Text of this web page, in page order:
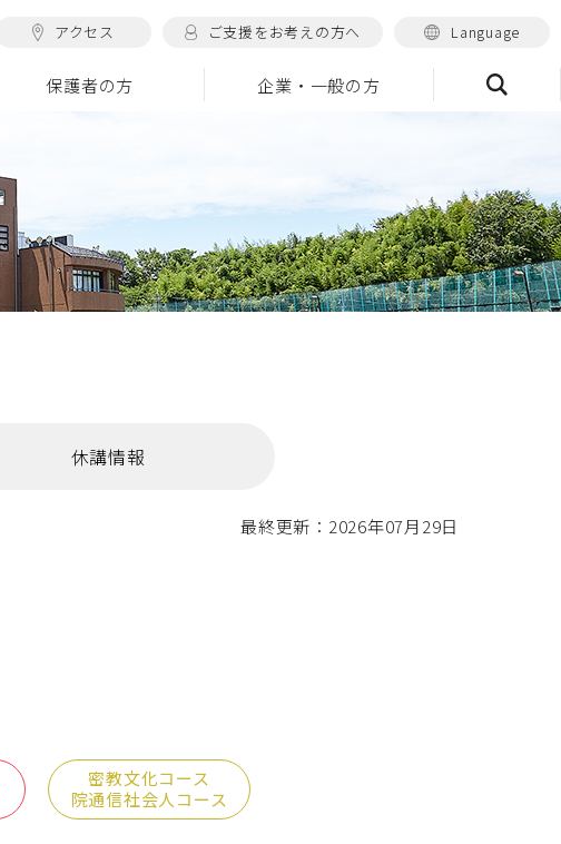
アクセス ご支援をお考えの方へ Language
保護者の方
企業・一般の方
休講情報
最終更新：2026年07月29日
密教文化コース
院通信社会人コース